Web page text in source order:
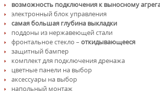
возможность подключения к выносному
электронный блок управления
самая большая глубина выкладки
поддоны из нержавеющей стали
фронтальное стекло –откидывающееся
защитный бампер
комплект для подключения дренажа
цветные панели на выбор
аксессуары на выбор
напольный монтаж